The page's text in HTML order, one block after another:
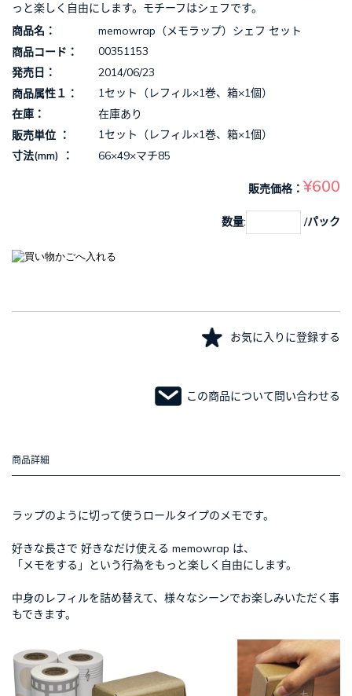
っと楽しく自由にします。モチーフはシェフです。
商品名
memowrap（メモラップ）シェフ セット
商品コード
00351153
発売日
2014/06/23
商品属性１
1セット（レフィル×1巻、箱×1個）
在庫
在庫あり
販売単位
1セット（レフィル×1巻、箱×1個）
寸法(mm)
66×49×マチ85
販売価格 ¥600
数量: /パック
お気に入りに登録する
この商品について問い合わせる
商品詳細
ラップのように切って使うロールタイプのメモです。
好きな長さで 好きなだけ使える memowrap は、
「メモをする」という行為をもっと楽しく自由にします。
中身のレフィルを詰め替えて、様々なシーンでお楽しみいただく事
もできます。